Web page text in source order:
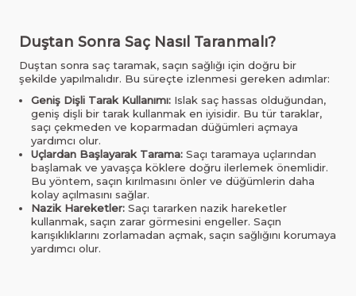
Duştan Sonra Saç Nasıl Taranmalı?
Duştan sonra saç taramak, saçın sağlığı için doğru bir
şekilde yapılmalıdır. Bu süreçte izlenmesi gereken adımlar:
Geniş Dişli Tarak Kullanımı: Islak saç hassas olduğundan,
geniş dişli bir tarak kullanmak en iyisidir. Bu tür taraklar,
saçı çekmeden ve koparmadan düğümleri açmaya
yardımcı olur.
Uçlardan Başlayarak Tarama: Saçı taramaya uçlarından
başlamak ve yavaşça köklere doğru ilerlemek önemlidir.
Bu yöntem, saçın kırılmasını önler ve düğümlerin daha
kolay açılmasını sağlar.
Nazik Hareketler: Saçı tararken nazik hareketler
kullanmak, saçın zarar görmesini engeller. Saçın
karışıklıklarını zorlamadan açmak, saçın sağlığını korumaya
yardımcı olur.